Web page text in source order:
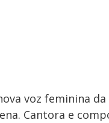
voz feminina
Cantora e